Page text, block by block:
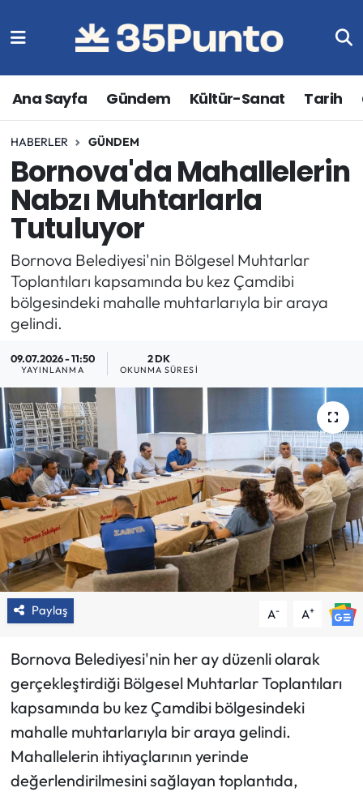
Ana Sayfa Gündem Kültür-Sanat Tarih
HABERLER GÜNDEM
Bornova'da Mahallelerin
Nabzı Muhtarlarla
Tutuluyor
Bornova Belediyesi'nin Bölgesel Muhtarlar
Toplantıları kapsamında bu kez Çamdibi
bölgesindeki mahalle muhtarlarıyla bir araya
gelindi.
09.07.2026 - 11:50
YAYINLANMA
2 DK
OKUNMA SÜRESI
Paylaş A- A+
Bornova Belediyesi'nin her ay düzenli olarak
gerçekleştirdiği Bölgesel Muhtarlar Toplantıları
kapsamında bu kez Çamdibi bölgesindeki
mahalle muhtarlarıyla bir araya gelindi.
Mahallelerin ihtiyaçlarının yerinde
değerlendirilmesini sağlayan toplantıda,